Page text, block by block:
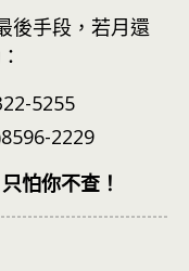
後手段，若月還
5255
2229
怕你不查！